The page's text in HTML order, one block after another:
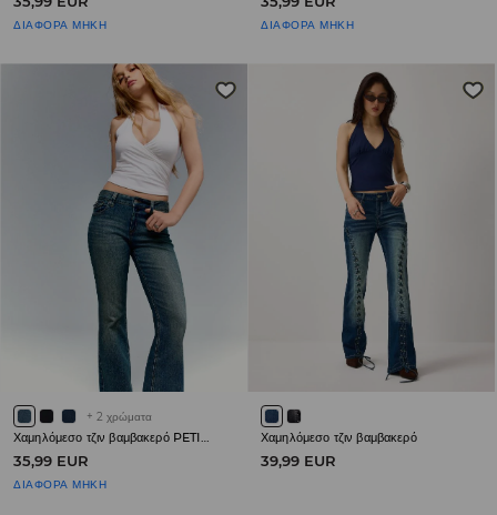
ΔΙΑΦΟΡΑ ΜΗΚΗ ΔΙΑΦΟΡΑ ΜΗΚΗ
+ 2 χρώματα
Χαμηλόμεσο τζιν βαμβακερό PETITE
35,99 EUR
ΔΙΑΦΟΡΑ ΜΗΚΗ
Χαμηλόμεσο τζιν βαμβακερό
39,99 EUR